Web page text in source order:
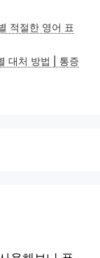
적절한 영어 표
대처 방법 | 통증